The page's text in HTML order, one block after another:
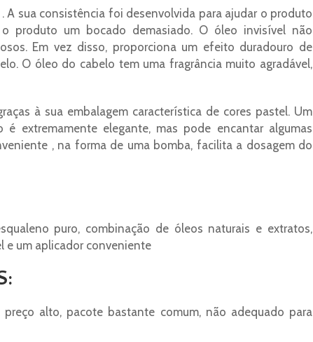
A sua consistência foi desenvolvida para ajudar o produto
produto um bocado demasiado. O óleo invisível não
Em vez disso, proporciona um efeito duradouro de
O óleo do cabelo tem uma fragrância muito agradável,
à sua embalagem característica de cores pastel. Um
extremamente elegante, mas pode encantar algumas
, na forma de uma bomba, facilita a dosagem do
puro, combinação de óleos naturais e extratos,
e um aplicador conveniente
alto, pacote bastante comum, não adequado para